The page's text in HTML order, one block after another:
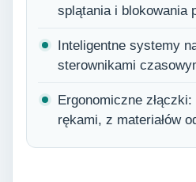
splątania i blokowania
Inteligentne systemy
sterownikami
Ergonomiczne
rękami, z materiałów